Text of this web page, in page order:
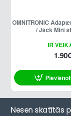
IR
OMNITRONIC
/ Jack Mini
1.90€
Nesen skatītās